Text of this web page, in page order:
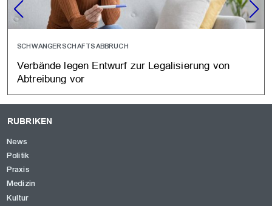
SCHWANGERSCHAFTSABBRUCH
Verbände legen Entwurf zur Legalisierung von
Abtreibung vor
RUBRIKEN
News
Politik
Praxis
Medizin
Kultur